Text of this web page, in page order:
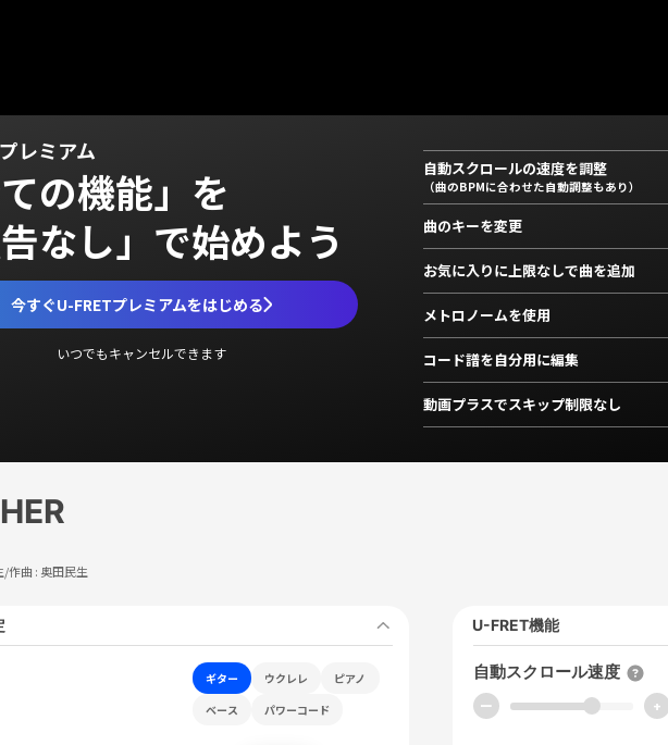
レミアム
ての機能」を
告なし」で始めよう
今すぐU-FRETプレミアムをはじめる
いつでもキャンセルできます
自動スクロールの速度を調整
（曲のBPMに合わせた自動調整もあり）
曲のキーを変更
お気に入りに上限なしで曲を追加
メトロノームを使用
コード譜を自分用に編集
動画プラスでスキップ制限なし
/作曲 : 奥田民生
ギター ウクレレ
ピアノ
ベース
パワーコード
U-FRET機能
自動スクロール速度
ー +